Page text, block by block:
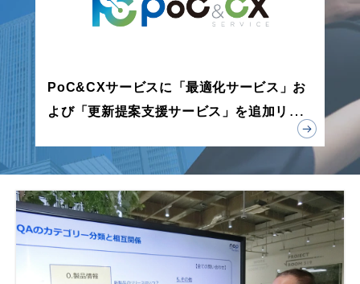
IT用語解説
PoC&CXサービスに「最適化サービス」お
よび「更新提案支援サービス」を追加リリ